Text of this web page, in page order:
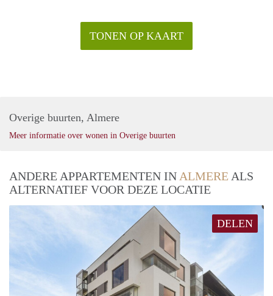
TONEN OP KAART
Overige buurten, Almere
Meer informatie over wonen in Overige buurten
ANDERE APPARTEMENTEN IN ALMERE ALS
ALTERNATIEF VOOR DEZE LOCATIE
DELEN